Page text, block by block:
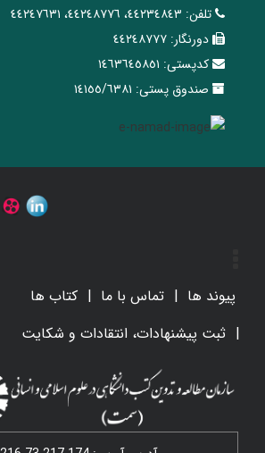
تلفن: ٤٤٢٣٤٨٤٣، ٤٤٢٤٨٧٧٦، ٤٤٢٤٧٦٣١
دورنگار: ٤٤٢٤٨٧٧٧
کدپستی: ١٤٦٣٦٤٥٨٥١
صندوق پستی: ١٤١٥٥/٦٣٨١
پیوند ها تماس با ما
کتاب ها
ثبت پیشنهادات، انتقادات و شکایت